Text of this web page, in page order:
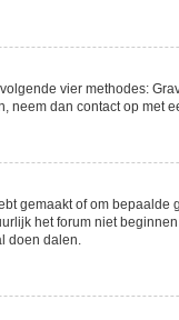
vier methodes:
dan contact op met
gemaakt of om
het forum niet
doen dalen.